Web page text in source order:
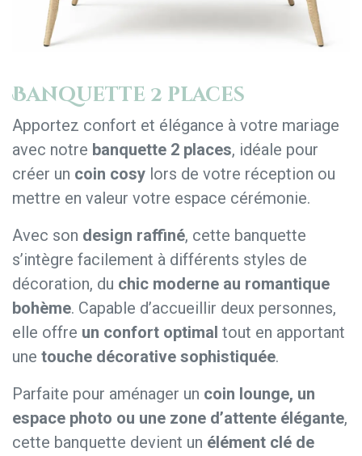
Banquette 2 places
Apportez confort et élégance à votre mariage
avec notre banquette 2 places, idéale pour
créer un coin cosy lors de votre réception ou
mettre en valeur votre espace cérémonie.
Avec son design raffiné, cette banquette
s’intègre facilement à différents styles de
décoration, du chic moderne au romantique
bohème. Capable d’accueillir deux personnes,
elle offre un confort optimal tout en apportant
une touche décorative sophistiquée.
Parfaite pour aménager un coin lounge, un
espace photo ou une zone d’attente élégante,
cette banquette devient un élément clé de